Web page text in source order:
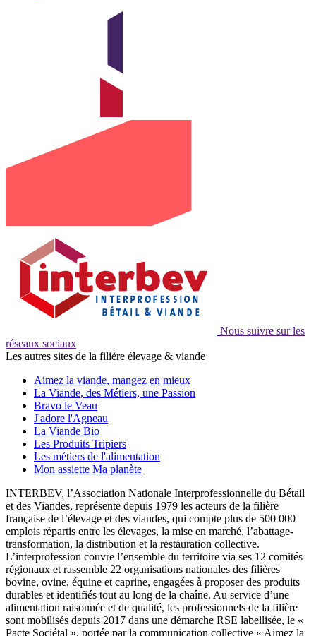
Nous suivre sur les
réseaux sociaux
Les autres sites de la filière élevage & viande
Aimez la viande, mangez en mieux
La Viande, des Métiers, une Passion
Bravo le Veau
J'adore l'Agneau
La Viande Bio
Les Produits Tripiers
Les métiers de l'alimentation
Mon assiette Ma planète
INTERBEV, l’Association Nationale Interprofessionnelle du Bétail
et des Viandes, représente depuis 1979 les acteurs de la filière
française de l’élevage et des viandes, qui compte plus de 500 000
emplois répartis entre les élevages, la mise en marché, l’abattage-
transformation, la distribution et la restauration collective.
L’interprofession couvre l’ensemble du territoire via ses 12 comités
régionaux et rassemble 22 organisations nationales des filières
bovine, ovine, équine et caprine, engagées à proposer des produits
durables et identifiés tout au long de la chaîne. Au service d’une
alimentation raisonnée et de qualité, les professionnels de la filière
sont mobilisés depuis 2017 dans une démarche RSE labellisée, le «
Pacte Sociétal », portée par la communication collective « Aimez la